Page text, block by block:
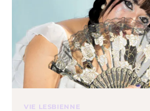
VIE LESBIENNE